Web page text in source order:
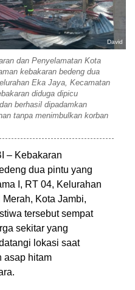
David
dan Penyelamatan Kota
kebakaran bedeng dua
Eka Jaya, Kecamatan
diduga dipicu
berhasil dipadamkan
tanpa menimbulkan korban
– Kebakaran
dua pintu yang
I, RT 04, Kelurahan
Kota Jambi,
tersebut sempat
sekitar yang
lokasi saat
asap hitam